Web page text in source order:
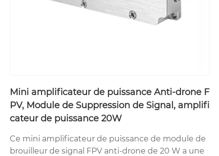
Mini amplificateur de puissance Anti-drone F
PV, Module de Suppression de Signal, amplifi
cateur de puissance 20W
Ce mini amplificateur de puissance de module de
brouilleur de signal FPV anti-drone de 20 W a une